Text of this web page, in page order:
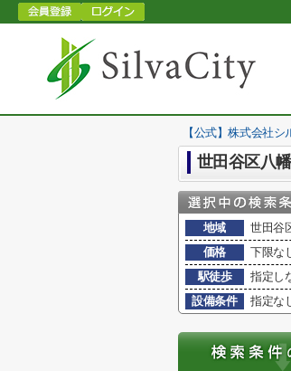
【公式】株式会社シ
世田谷区八
地域
世田谷
価格
下限な
駅徒歩
指定し
設備条件
指定な